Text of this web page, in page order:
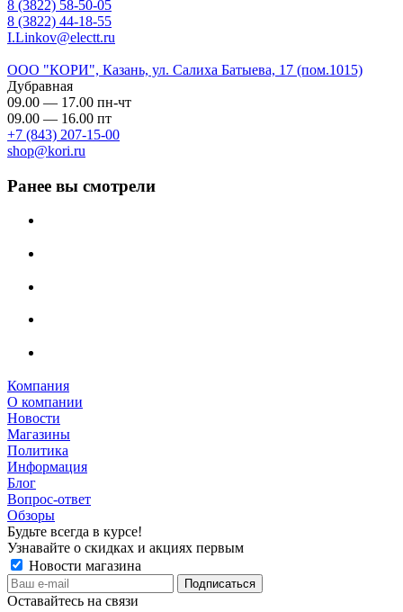
8 (3822) 58-50-05
8 (3822) 44-18-55
I.Linkov@electt.ru
ООО "КОРИ", Казань, ул. Салиха Батыева, 17 (пом.1015)
Дубравная
09.00 — 17.00 пн-чт
09.00 — 16.00 пт
+7 (843) 207-15-00
shop@kori.ru
Ранее вы смотрели
Компания
О компании
Новости
Магазины
Политика
Информация
Блог
Вопрос-ответ
Обзоры
Будьте всегда в курсе!
Узнавайте о скидках и акциях первым
Новости магазина
Оставайтесь на связи